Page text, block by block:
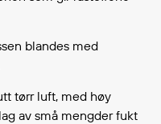
blandes med
tørr luft, med høy
av små mengder fukt